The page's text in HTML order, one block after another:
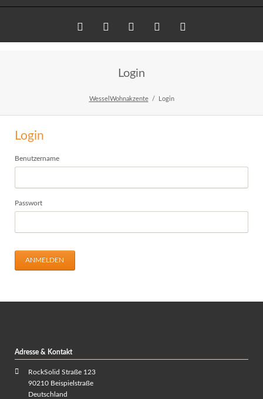
LinkedInGoogle+
Login
WesselWohnakzente Login
Login
Benutzername
Passwort
ANMELDEN
Adresse & Kontakt
RockSolid Straße 123
90210 Beispielstraße
Deutschland